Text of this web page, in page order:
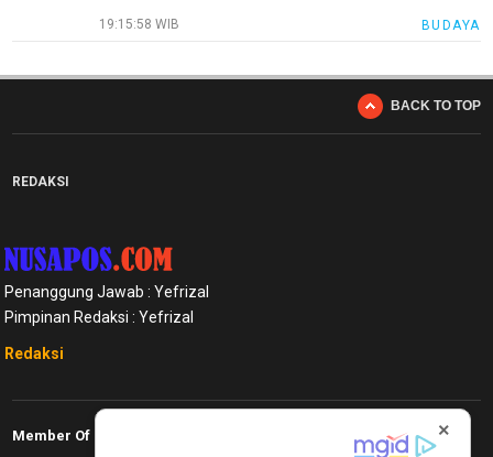
19:15:58 WIB BUDAYA
BACK TO TOP
REDAKSI
Penanggung Jawab : Yefrizal
Pimpinan Redaksi : Yefrizal
Redaksi
Member Of ×